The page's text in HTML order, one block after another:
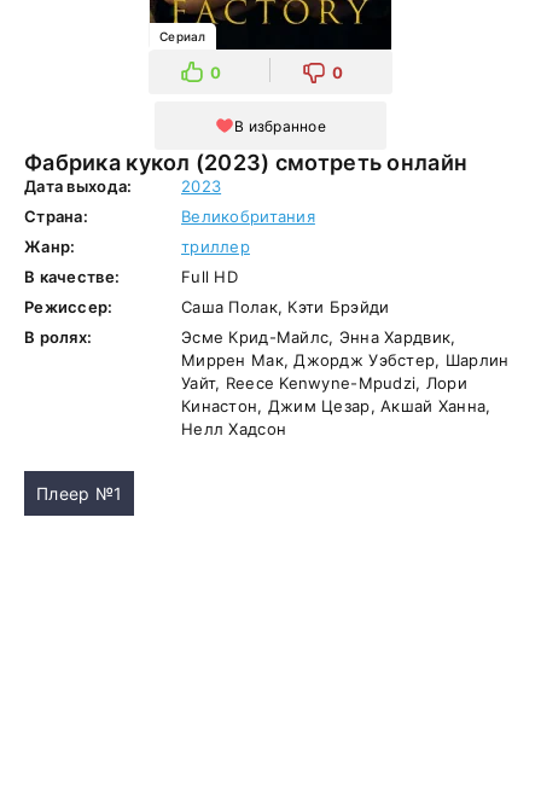
Фабрика кукол (2023) смотреть онлайн
Сериал
0 0
В избранное
Дата выхода:
2023
Страна:
Великобритания
Жанр:
триллер
В качестве:
Full HD
Режиссер:
Саша Полак, Кэти Брэйди
В ролях:
Эсме Крид-Майлс, Энна Хардвик,
Миррен Мак, Джордж Уэбстер, Шарлин
Уайт, Reece Kenwyne-Mpudzi, Лори
Кинастон, Джим Цезар, Акшай Ханна,
Нелл Хадсон
Плеер №1